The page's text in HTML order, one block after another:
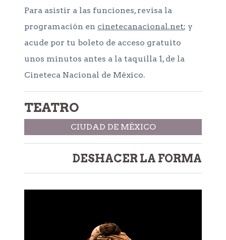
Para asistir a las funciones, revisa la
programación en cinetecanacional.net; y
acude por tu boleto de acceso gratuito
unos minutos antes a la taquilla 1, de la
Cineteca Nacional de México.
TEATRO
CIUDAD DE MÉXICO
DESHACER LA FORMA